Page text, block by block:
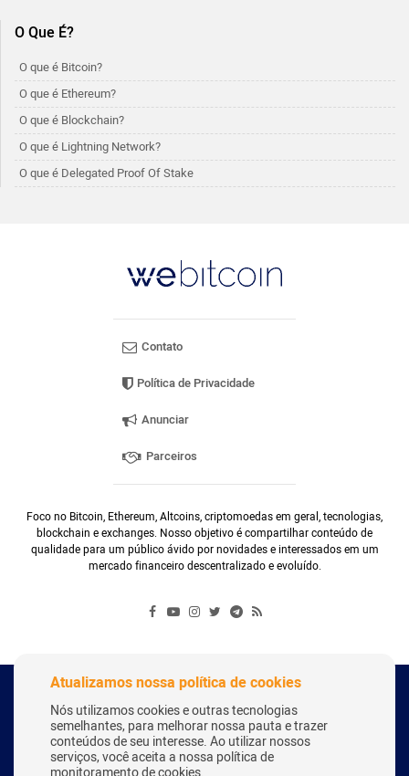
O Que É?
O que é Bitcoin?
O que é Ethereum?
O que é Blockchain?
O que é Lightning Network?
O que é Delegated Proof Of Stake
Contato
Política de Privacidade
Anunciar
Parceiros
Foco no Bitcoin, Ethereum, Altcoins, criptomoedas em geral, tecnologias,
blockchain e exchanges. Nosso objetivo é compartilhar conteúdo de
qualidade para um público ávido por novidades e interessados em um
mercado financeiro descentralizado e evoluído.
Copyright Webitcoin 2018 - Todos os Direitos Reservados
Desenvolvido por: Herick Correa
Atualizamos nossa política de cookies
Nós utilizamos cookies e outras tecnologias
semelhantes, para melhorar nossa pauta e trazer
conteúdos de seu interesse. Ao utilizar nossos
serviços, você aceita a nossa política de